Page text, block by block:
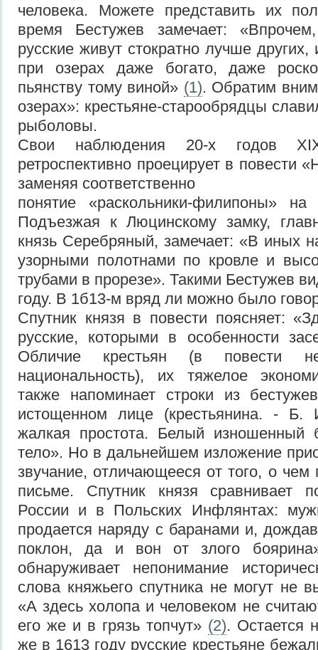
человека. Можете представить их
время Бестужев замечает:
русские живут стократно лучше
при озерах даже богато, даже
пьянству тому виной» (1). Обратим
озерах»: крестьяне-старообрядцы
рыболовы.
Свои наблюдения 20-х годов
ретроспективно проецирует в повести
заменяя соответственно
понятие «раскольники-филипоны» на
Подъезжая к Люцинскому замку,
князь Серебряный, замечает: «В иных
узорными полотнами по кровле и
трубами в прорезе». Такими Бестужев
году. В 1б13-м вряд ли можно было
Спутник князя в повести поясняет:
русские, которыми в особенности
Обличие крестьян (в повести
национальность), их тяжелое
также напоминает строки из
истощенном лице (крестьянина. - Б.
жалкая простота. Белый изношенный
тело». Но в дальнейшем изложение
звучание, отличающееся от того, о чем
письме. Спутник князя сравнивает
России и в Польских Инфлянтах:
продается наряду с баранами и,
поклон, да и вон от злого
обнаруживает непонимание
слова княжьего спутника не могут не
«А здесь холопа и человеком не
его же и в грязь топчут» (2). Остается
же в 1613 году русские крестьяне